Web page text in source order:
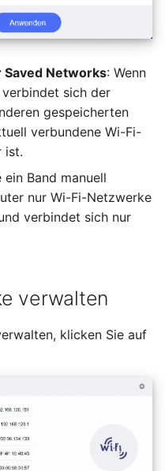
Networks: Wenn
sich der
gespeicherten
verbundene Wi-Fi-
ist.
ein Band manuell
nur Wi-Fi-Netzwerke
verbindet sich nur
verwalten
klicken Sie auf